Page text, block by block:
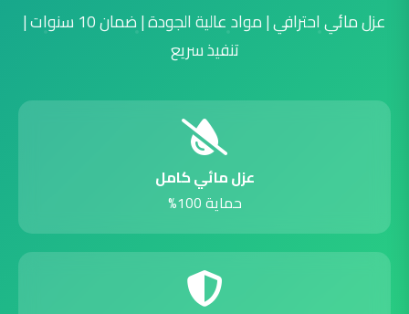
عزل مائي احترافي | مواد عالية الجودة | ضمان 10 سنوات |
تنفيذ سريع
عزل مائي كامل
حماية 100%